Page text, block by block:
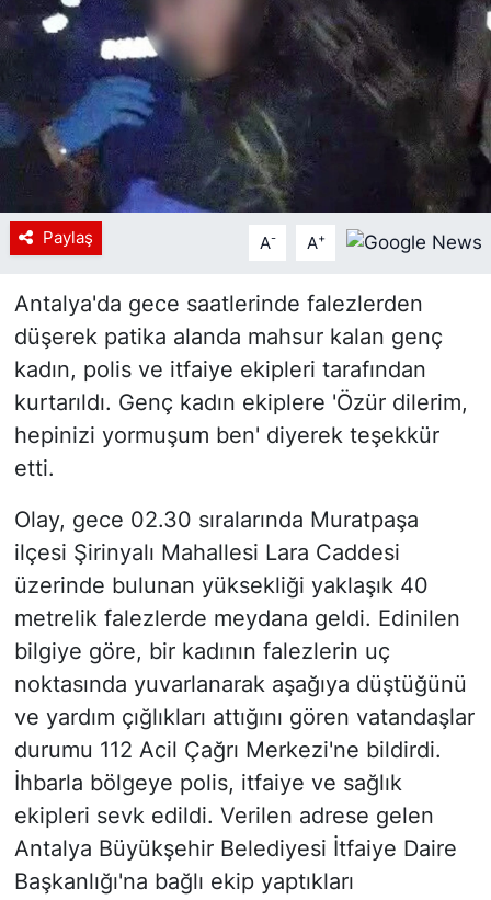
Paylaş A- A+
Antalya'da gece saatlerinde falezlerden
düşerek patika alanda mahsur kalan genç
kadın, polis ve itfaiye ekipleri tarafından
kurtarıldı. Genç kadın ekiplere 'Özür dilerim,
hepinizi yormuşum ben' diyerek teşekkür
etti.
Olay, gece 02.30 sıralarında Muratpaşa
ilçesi Şirinyalı Mahallesi Lara Caddesi
üzerinde bulunan yüksekliği yaklaşık 40
metrelik falezlerde meydana geldi. Edinilen
bilgiye göre, bir kadının falezlerin uç
noktasında yuvarlanarak aşağıya düştüğünü
ve yardım çığlıkları attığını gören vatandaşlar
durumu 112 Acil Çağrı Merkezi'ne bildirdi.
İhbarla bölgeye polis, itfaiye ve sağlık
ekipleri sevk edildi. Verilen adrese gelen
Antalya Büyükşehir Belediyesi İtfaiye Daire
Başkanlığı'na bağlı ekip yaptıkları
Tanıtım